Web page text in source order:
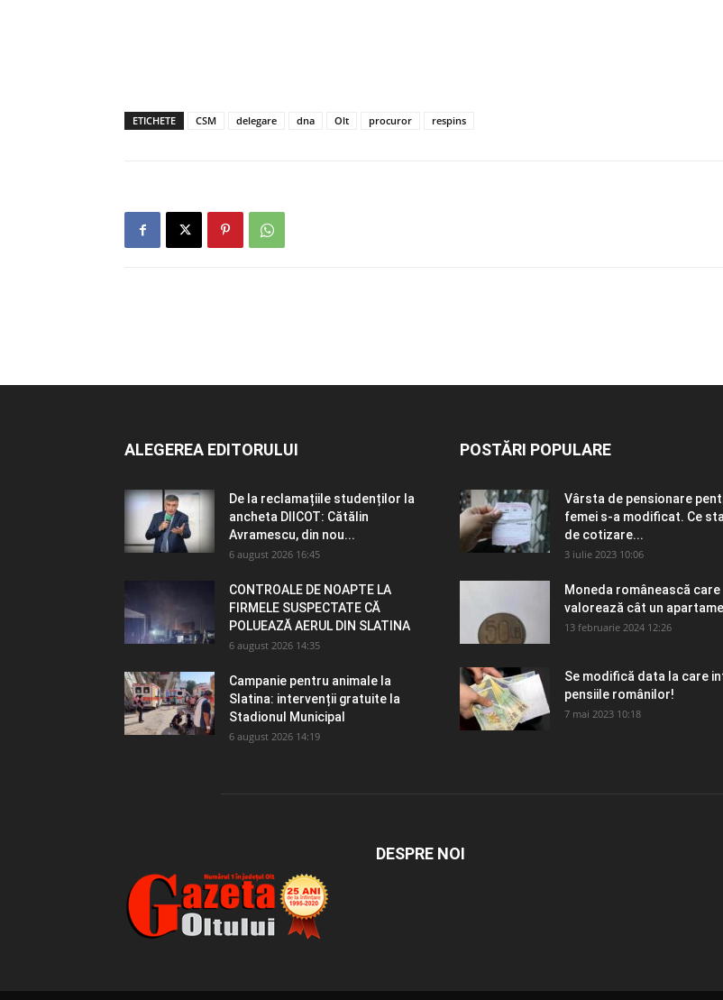
ETICHETE CSM delegare dna Olt procuror respins
ALEGEREA EDITORULUI
De la reclamațiile studenților la
ancheta DIICOT: Cătălin
Avramescu, din nou...
6 august 2026 16:45
CONTROALE DE NOAPTE LA
FIRMELE SUSPECTATE CĂ
POLUEAZĂ AERUL DIN SLATINA
6 august 2026 14:35
Campanie pentru animale la
Slatina: intervenții gratuite la
Stadionul Municipal
6 august 2026 14:19
POSTĂRI POPULARE
Vârsta de pensionare
femei s-a modificat. Ce
de cotizare...
3 iulie 2023 10:06
Moneda românească care
valorează cât un
13 februarie 2024 12:26
Se modifică data la care
pensiile românilor!
7 mai 2023 10:18
DESPRE NOI